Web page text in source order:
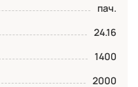
пач.
24.16
1400
2000